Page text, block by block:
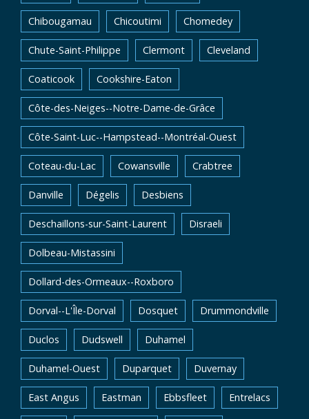
Chibougamau Chicoutimi Chomedey
Chute-Saint-Philippe Clermont Cleveland
Coaticook Cookshire-Eaton
Côte-des-Neiges--Notre-Dame-de-Grâce
Côte-Saint-Luc--Hampstead--Montréal-Ouest
Coteau-du-Lac Cowansville Crabtree
Danville Dégelis Desbiens
Deschaillons-sur-Saint-Laurent Disraeli
Dolbeau-Mistassini
Dollard-des-Ormeaux--Roxboro
Dorval--L'Île-Dorval Dosquet Drummondville
Duclos Dudswell Duhamel
Duhamel-Ouest Duparquet Duvernay
East Angus Eastman Ebbsfleet Entrelacs